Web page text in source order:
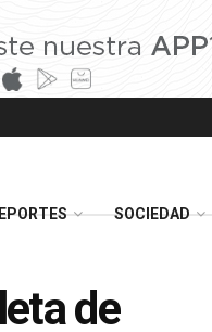
SOCIEDAD
de